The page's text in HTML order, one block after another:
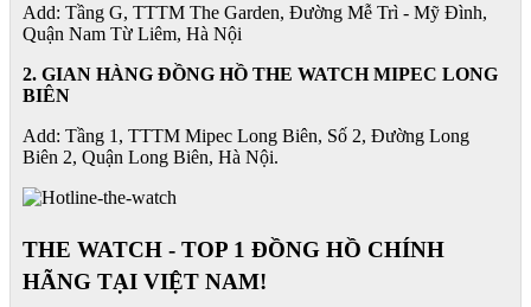
Add: Tầng G, TTTM The Garden, Đường Mễ Trì - Mỹ Đình,
Quận Nam Từ Liêm, Hà Nội
2. GIAN HÀNG ĐỒNG HỒ THE WATCHMIPEC LONG
BIÊN
Add: Tầng 1, TTTM Mipec Long Biên, Số 2, Đường Long
Biên 2, Quận Long Biên, Hà Nội.
THE WATCH - TOP 1 ĐỒNG HỒ CHÍNH
HÃNG TẠI VIỆT NAM!